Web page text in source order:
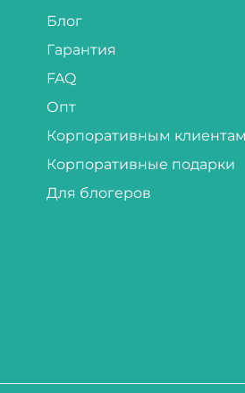
Блог
Гарантия
FAQ
Опт
Корпоративным клиентам
Корпоративные подарки
Для блогеров